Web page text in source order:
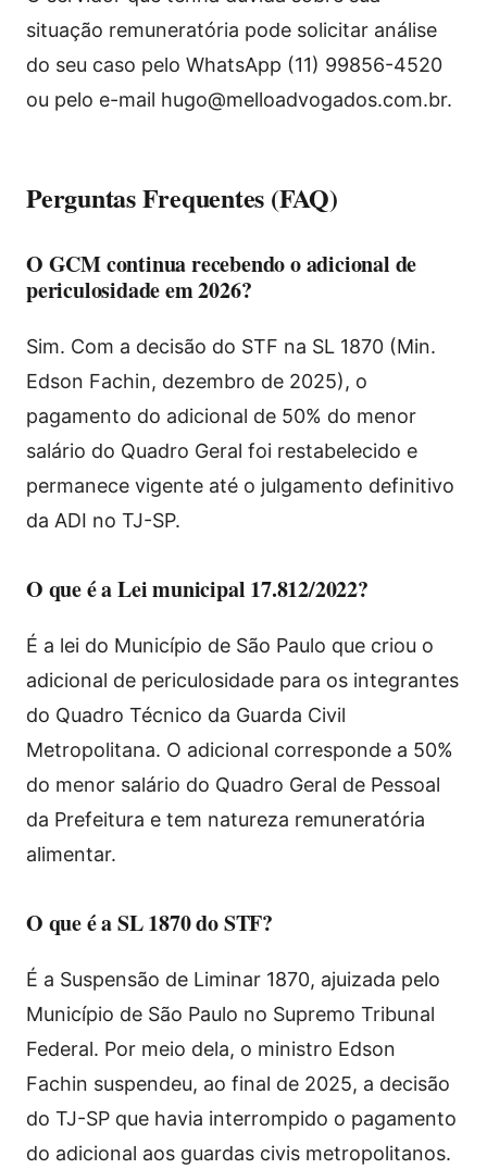
situação remuneratória pode solicitar análise
do seu caso pelo WhatsApp (11) 99856-4520
ou pelo e-mail hugo@melloadvogados.com.br.
Perguntas Frequentes (FAQ)
O GCM continua recebendo o adicional de
periculosidade em 2026?
Sim. Com a decisão do STF na SL 1870 (Min.
Edson Fachin, dezembro de 2025), o
pagamento do adicional de 50% do menor
salário do Quadro Geral foi restabelecido e
permanece vigente até o julgamento definitivo
da ADI no TJ-SP.
O que é a Lei municipal 17.812/2022?
É a lei do Município de São Paulo que criou o
adicional de periculosidade para os integrantes
do Quadro Técnico da Guarda Civil
Metropolitana. O adicional corresponde a 50%
do menor salário do Quadro Geral de Pessoal
da Prefeitura e tem natureza remuneratória
alimentar.
O que é a SL 1870 do STF?
É a Suspensão de Liminar 1870, ajuizada pelo
Município de São Paulo no Supremo Tribunal
Federal. Por meio dela, o ministro Edson
Fachin suspendeu, ao final de 2025, a decisão
do TJ-SP que havia interrompido o pagamento
do adicional aos guardas civis metropolitanos.